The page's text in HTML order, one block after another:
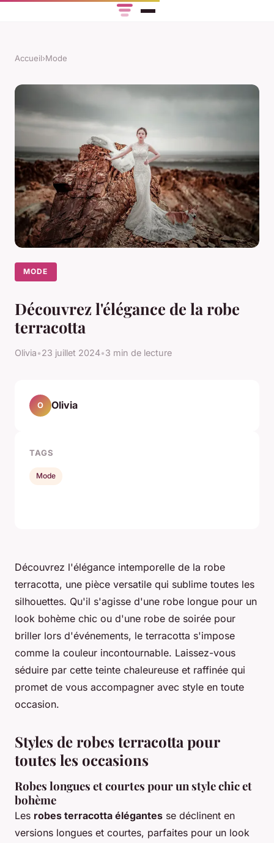
Accueil›Mode
MODE
Découvrez l'élégance de la robe
terracotta
Olivia•23 juillet 2024•3 min de lecture
Découvrez l'élégance intemporelle de la robe
terracotta, une pièce versatile qui sublime toutes les
silhouettes. Qu'il s'agisse d'une robe longue pour un
look bohème chic ou d'une robe de soirée pour
briller lors d'événements, le terracotta s'impose
comme la couleur incontournable. Laissez-vous
séduire par cette teinte chaleureuse et raffinée qui
promet de vous accompagner avec style en toute
occasion.
Styles de robes terracotta pour
toutes les occasions
Robes longues et courtes pour un style chic et
bohème
Les robes terracotta élégantes se déclinent en
versions longues et courtes, parfaites pour un look
O Olivia
TAGS
Mode